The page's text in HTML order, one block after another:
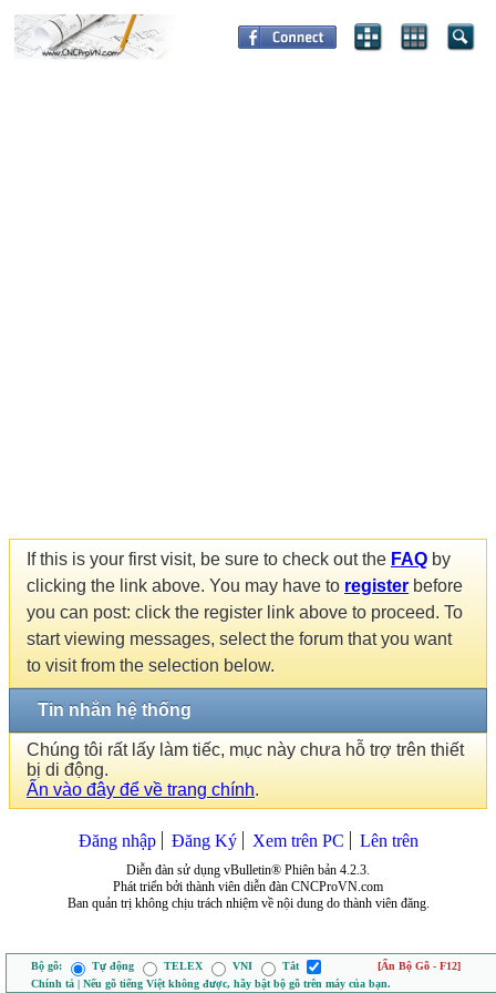
If this is your first visit, be sure to check out the FAQ by
clicking the link above. You may have to register before
you can post: click the register link above to proceed. To
start viewing messages, select the forum that you want
to visit from the selection below.
Tin nhắn hệ thống
Chúng tôi rất lấy làm tiếc, mục này chưa hỗ trợ trên thiết
bị di động.
Ấn vào đây để về trang chính.
Đăng nhập Đăng Ký Xem trên PC Lên trên
Diễn đàn sử dụng vBulletin® Phiên bản 4.2.3.
Phát triển bởi thành viên diễn đàn CNCProVN.com
Ban quản trị không chịu trách nhiệm về nội dung do thành viên đăng.
Bộ gõ: Tự động TELEX VNI Tắt
[Ẩn Bộ Gõ - F12]
Chính tả | Nếu gõ tiếng Việt không được, hãy bật bộ gõ trên máy của bạn.